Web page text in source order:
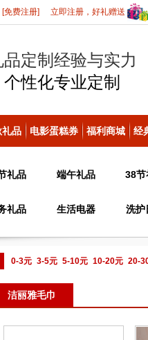
[免费注册] 立即注册，好礼赠送
定制经验与实力
个性化专业定制
礼品 电影蛋糕券 福利商城 经
礼品 端午礼品 38节
礼品 生活电器 洗护
0-3元 3-5元 5-10元 10-20元 20-
议或电话咨询
洁丽雅毛巾